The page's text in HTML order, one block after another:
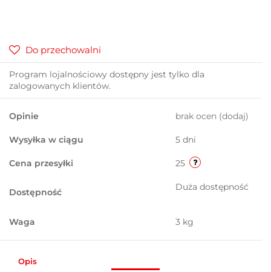
Do przechowalni
Program lojalnościowy dostępny jest tylko dla
zalogowanych klientów.
Opinie brak ocen (dodaj)
Wysyłka w ciągu 5 dni
Cena przesyłki 25
Dostępność Duża dostępność
Waga 3 kg
Opis